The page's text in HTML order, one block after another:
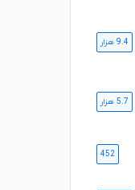
9.4 هزار
5.7 هزار
452